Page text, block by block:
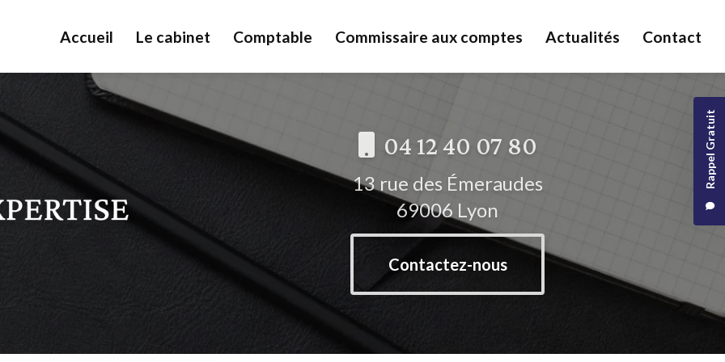
Rappel Gratuit
Accueil Le cabinet Comptable Commissaire aux comptes Actualités Contact
04 12 40 07 80
13 rue des Émeraudes
69006 Lyon
Contactez-nous